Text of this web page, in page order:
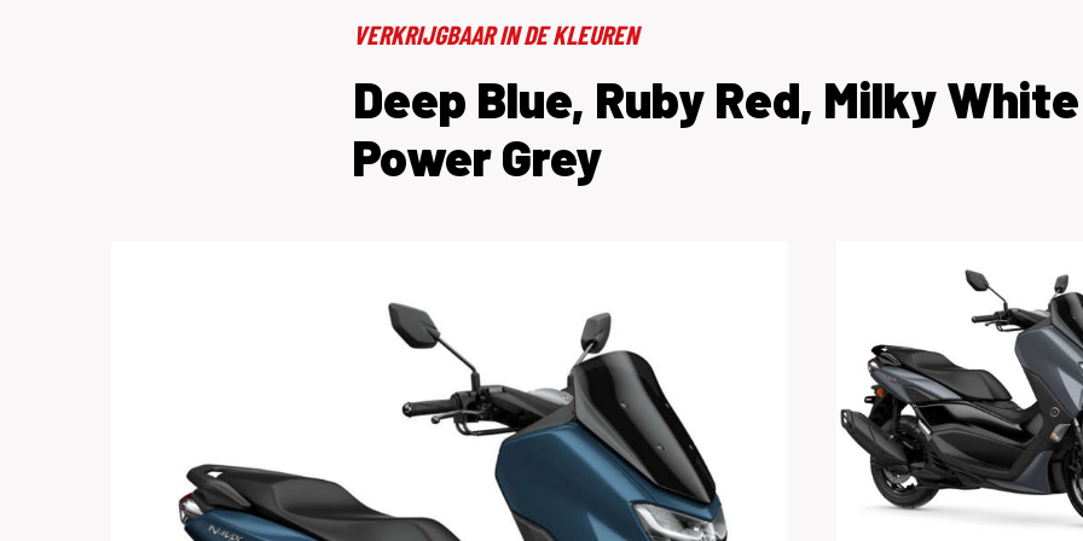
VERKRIJGBAAR IN DE KLEUREN
Deep Blue, Ruby Red, Milky
Power Grey